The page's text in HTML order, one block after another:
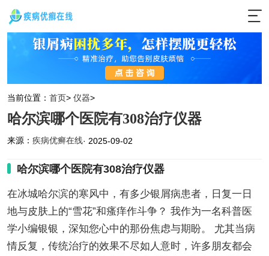
当前位置： 首页> 仪器>
哈尔滨哪个医院有308治疗仪器
来源： 疾病优癣在线· 2025-09-02
哈尔滨哪个医院有308治疗仪器
在冰城哈尔滨的寒风中，有多少银屑病患者，日复一日
地与皮肤上的“雪花”和瘙痒作斗争？ 我作为一名科普医
学小编银银，深知您心中的那份焦虑与期盼。 尤其当病
情反复，传统治疗的效果不尽如人意时，许多朋友都会